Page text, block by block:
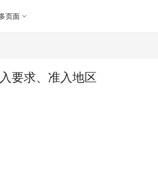
页面
要求、准入地区